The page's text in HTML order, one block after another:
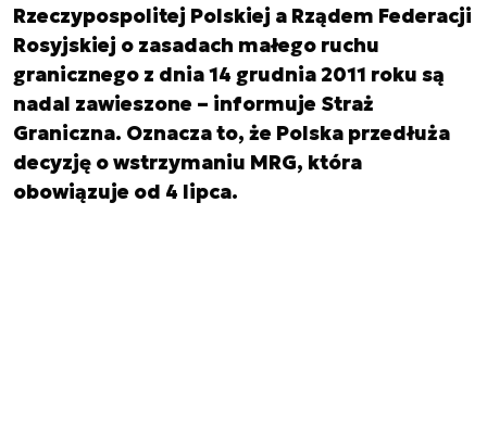
Rzeczypospolitej Polskiej a Rządem Federacji
Rosyjskiej o zasadach małego ruchu
granicznego z dnia 14 grudnia 2011 roku są
nadal zawieszone – informuje Straż
Graniczna. Oznacza to, że Polska przedłuża
decyzję o wstrzymaniu MRG, która
obowiązuje od 4 lipca.